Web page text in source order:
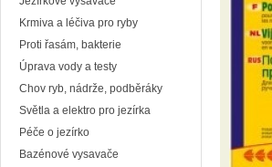
Krmiva a léčiva pro ryby
Proti řasám, bakterie
Úprava vody a testy
Chov ryb, nádrže, podběráky
Světla a elektro pro jezírka
Péče o jezírko
Bazénové vysavače